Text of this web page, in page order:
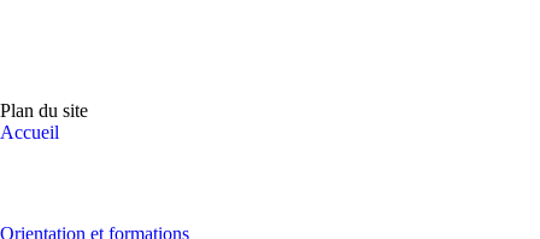
Plan du site
Accueil
Orientation et formations